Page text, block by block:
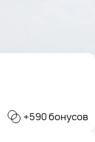
+590 бонусов